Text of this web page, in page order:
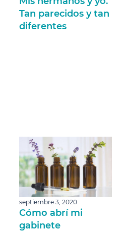
Tan parecidos y tan
diferentes
septiembre 3, 2020
Cómo abrí mi
gabinete